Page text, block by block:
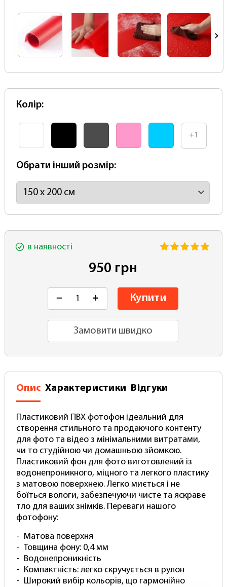
Колір:
+1
Обрати інший розмір:
в наявності
950 грн
− + Купити
Замовити швидко
Опис Характеристики Відгуки
Пластиковий ПВХ фотофон ідеальний для
створення стильного та продаючого контенту
для фото та відео з мінімальними витратами,
чи то студійною чи домашньою зйомкою.
Пластиковий фон для фото виготовлений із
водонепроникного, міцного та легкого пластику
з матовою поверхнею. Легко миється і не
боїться вологи, забезпечуючи чисте та яскраве
тло для ваших знімків. Переваги нашого
фотофону:
Матова поверхня
Товщина фону: 0,4 мм
Водонепроникність
Компактність: легко скручується в рулон
Широкий вибір кольорів, що гармонійно